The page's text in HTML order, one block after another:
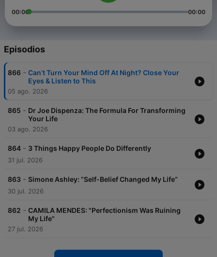
00:00 00:00
Episodios
866 - Can’t Turn Your Mind Off At Night? Close Your
Eyes & Listen to This
05 ago. 2026
865 - Dr Joe Dispenza: The Formula For Transforming
Your Life
03 ago. 2026
864 - 3 Things Happy People Do Differently
31 jul. 2026
863 - Simone Ashley: “Self-Belief Changed My Life”
30 jul. 2026
862 - CAMILA MENDES: "Perfectionism Was Ruining
My Life"
27 jul. 2026